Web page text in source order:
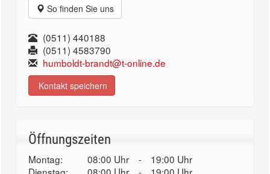
So finden Sie uns
(0511) 440188
(0511) 4583790
humboldt-brandt@t-online.de
Kontakt speichern
Öffnungszeiten
Montag: 08:00 Uhr -
19:00 Uhr